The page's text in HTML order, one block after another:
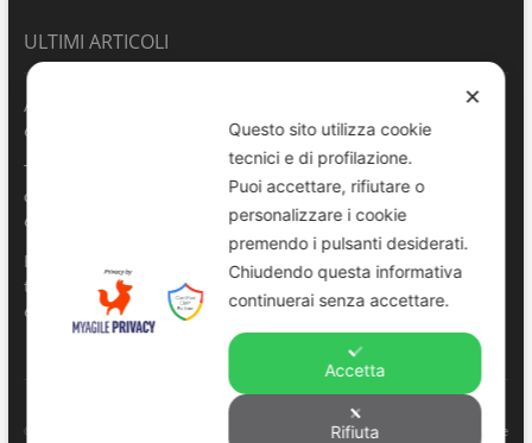
ULTIMI ARTICOLI
ANVU TG | Edizione del 06.08.2026
6 Agosto 2026
Terrasini 2026: aperte le pre-iscrizioni al 6° Convegno Regionale
delle Polizie Locali Siciliane
6 Agosto 2026
Pescara, comandante della Polizia Locale di Spoltore salva un
turista colto da malore in mare
6 Agosto 2026
© Copyright 2022. All right reserved to ANVU – Regione Sicilia Privacy e
✕
Questo sito utilizza cookie
tecnici e di profilazione.
Puoi accettare, rifiutare o
personalizzare i cookie
premendo i pulsanti desiderati.
Chiudendo questa informativa
continuerai senza accettare.
Accetta
Rifiuta